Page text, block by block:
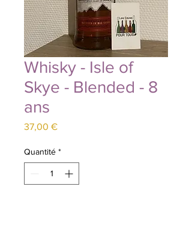
Whisky - Isle of
Skye - Blended - 8
ans
37,00 €Prix
Quantité *